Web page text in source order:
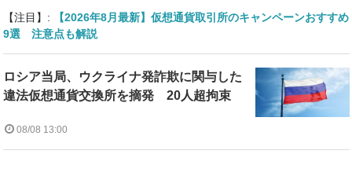
【注目】:
【2026年8月最新】仮想通貨取引所のキャンペーンおすすめ
9選 注意点も解説
ロシア当局、ウクライナ発詐欺に関与した
違法仮想通貨交換所を摘発 20人超拘束
08/08 13:00